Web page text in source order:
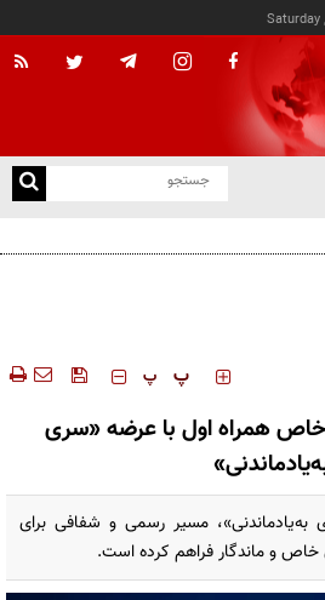
Saturday
‍‍‍ پ پ
همراه اول با عرضه «سری
به‌یادماندنی»، مسیر رسمی و شفافی برای
خاص و ماندگار فراهم کرده است.